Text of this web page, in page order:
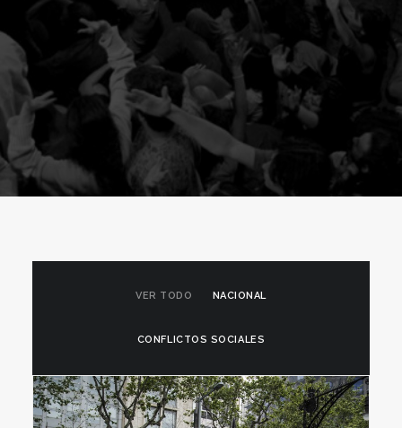
VER TODO NACIONAL
CONFLICTOS SOCIALES